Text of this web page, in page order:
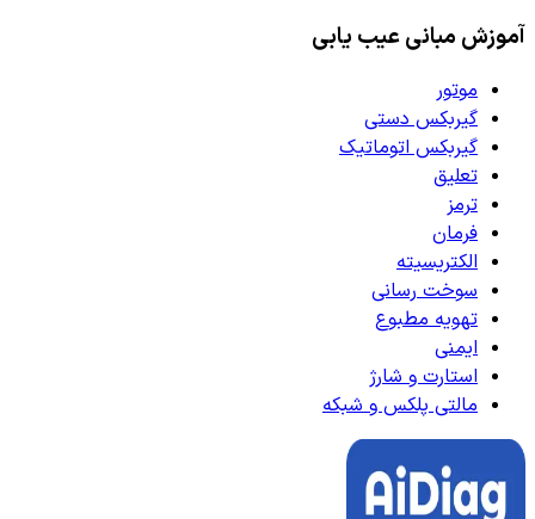
آموزش مبانی عیب یابی
موتور
گیربکس دستی
گیربکس اتوماتیک
تعلیق
ترمز
فرمان
الکتریسیته
سوخت رسانی
تهویه مطبوع
ایمنی
استارت و شارژ
مالتی پلکس و شبکه